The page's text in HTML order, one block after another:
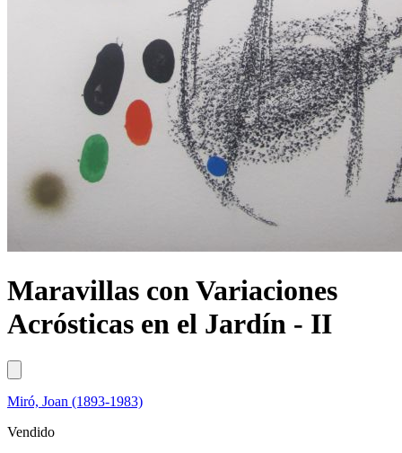
Maravillas con Variaciones
Acrósticas en el Jardín - II
Miró, Joan (1893-1983)
Vendido